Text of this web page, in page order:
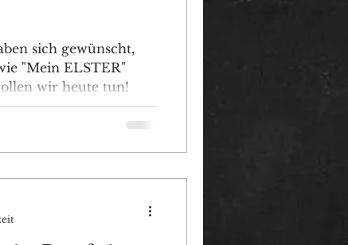
sich gewünscht,
"Mein ELSTER"
wir heute tun!